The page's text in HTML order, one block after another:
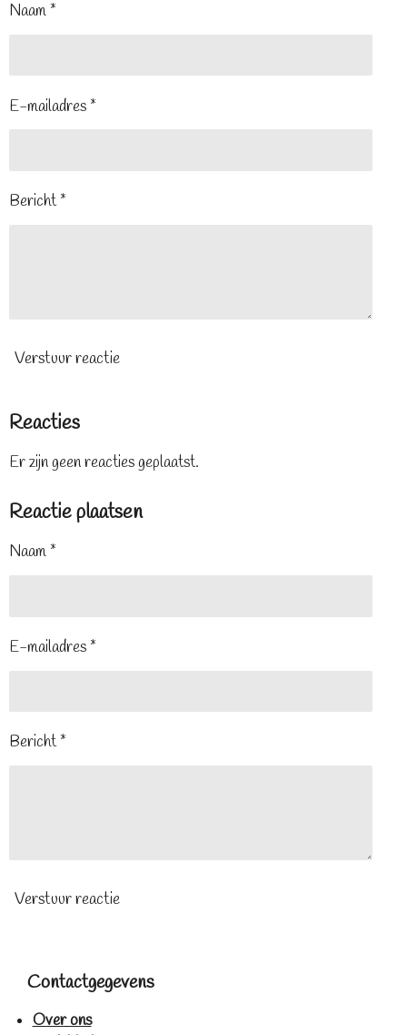
Naam *
E-mailadres *
Bericht *
Verstuur reactie
Reacties
Er zijn geen reacties geplaatst.
Reactie plaatsen
Naam *
E-mailadres *
Bericht *
Verstuur reactie
Contactgegevens
Over ons